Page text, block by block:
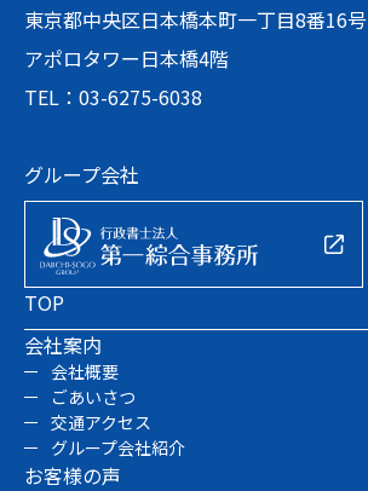
東京都中央区日本橋本町一丁目8番16号
アポロタワー日本橋4階
TEL：03-6275-6038
グループ会社
TOP
会社案内
会社概要
ごあいさつ
交通アクセス
グループ会社紹介
お客様の声